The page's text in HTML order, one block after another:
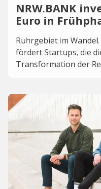
NRW.BANK
Euro in
Ruhrgebiet im
fördert Startups, die
Transformation der